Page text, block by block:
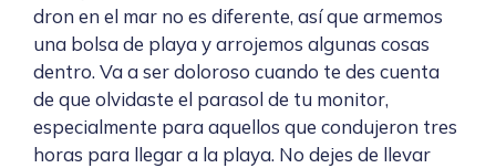
dron en el mar no es diferente, así que armemos
una bolsa de playa y arrojemos algunas cosas
dentro. Va a ser doloroso cuando te des cuenta
de que olvidaste el parasol de tu monitor,
especialmente para aquellos que condujeron tres
horas para llegar a la playa. No dejes de llevar